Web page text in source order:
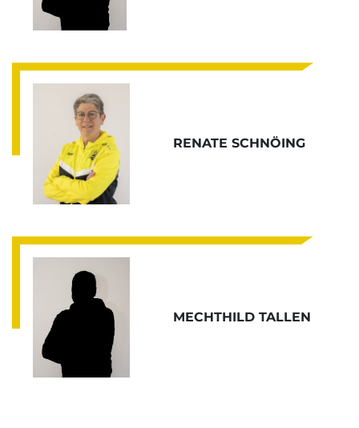
RENATE SCHNÖING
MECHTHILD TALLEN